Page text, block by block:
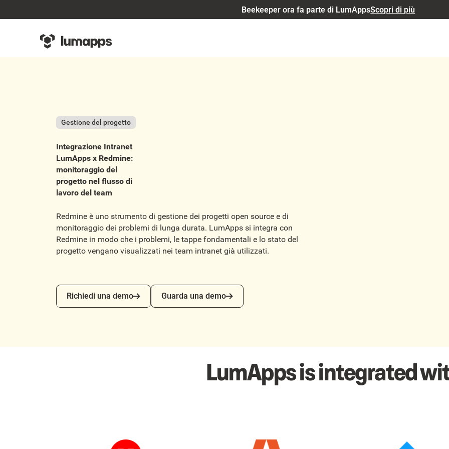
Beekeeper ora fa parte di LumAppsScopri di più
Gestione del progetto
Integrazione Intranet
LumApps x Redmine:
monitoraggio del
progetto nel flusso di
lavoro del team
Redmine è uno strumento di gestione dei progetti open source e di
monitoraggio dei problemi di lunga durata. LumApps si integra con
Redmine in modo che i problemi, le tappe fondamentali e lo stato del
progetto vengano visualizzati nei team intranet già utilizzati.
Richiedi una demo
Richiedi una demo
Guarda una demo
Guarda una demo
LumApps is integrated